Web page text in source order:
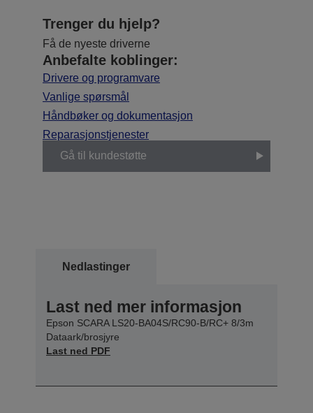
Trenger du hjelp?
Få de nyeste driverne
Anbefalte koblinger:
Drivere og programvare
Vanlige spørsmål
Håndbøker og dokumentasjon
Reparasjonstjenester
Gå til kundestøtte
Nedlastinger
Last ned mer informasjon
Epson SCARA LS20-BA04S/RC90-B/RC+ 8/3m
Dataark/brosjyre
Last ned PDF